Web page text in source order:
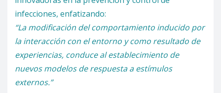
infecciones, enfatizando:
“La modificación del comportamiento inducido por
la interacción con el entorno y como resultado de
experiencias, conduce al establecimiento de
nuevos modelos de respuesta a estímulos
externos.”